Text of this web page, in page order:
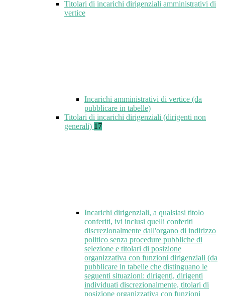
Titolari di incarichi dirigenziali amministrativi di
vertice
Incarichi amministrativi di vertice (da
pubblicare in tabelle)
Titolari di incarichi dirigenziali (dirigenti non
generali) 17
Incarichi dirigenziali, a qualsiasi titolo
conferiti, ivi inclusi quelli conferiti
discrezionalmente dall'organo di indirizzo
politico senza procedure pubbliche di
selezione e titolari di posizione
organizzativa con funzioni dirigenziali (da
pubblicare in tabelle che distinguano le
seguenti situazioni: dirigenti, dirigenti
individuati discrezionalmente, titolari di
posizione organizzativa con funzioni